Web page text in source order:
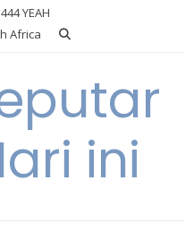
YEAH
Africa
ini